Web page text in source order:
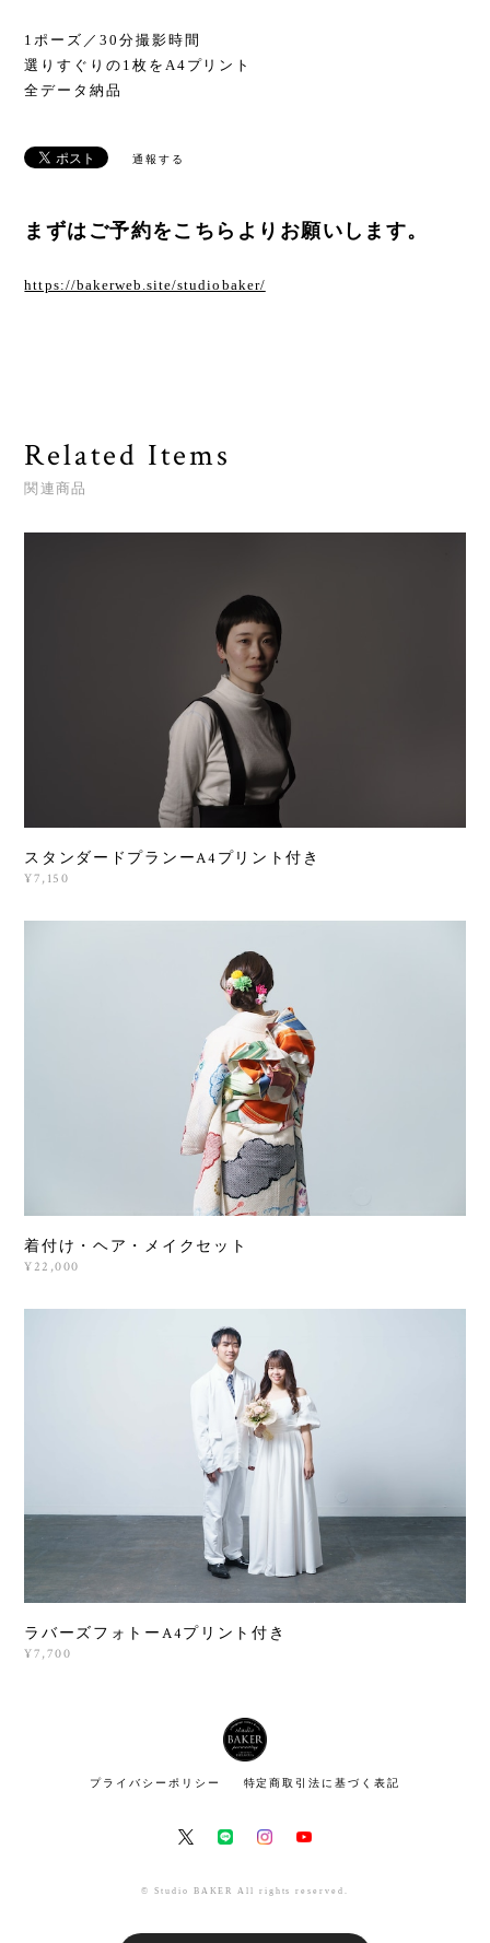
1ポーズ／30分撮影時間
選りすぐりの1枚をA4プリント
全データ納品
通報する
まずはご予約をこちらよりお願いします。
https://bakerweb.site/studiobaker/
Related Items
関連商品
スタンダードプランーA4プリント付き
¥7,150
着付け・ヘア・メイクセット
¥22,000
ラバーズフォトーA4プリント付き
¥7,700
プライバシーポリシー 特定商取引法に基づく表記
© Studio BAKER All rights reserved.